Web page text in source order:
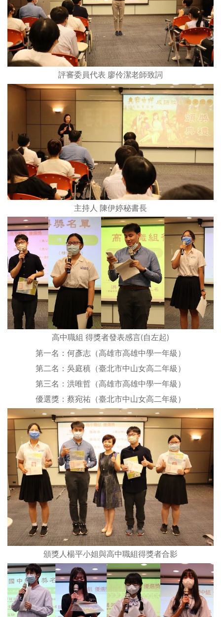
評審委員代表 廖伶潔老師致詞
主持人 陳伊婷秘書長
高中職組 得獎者發表感言(自左起)
第一名：何彥志（高雄市高雄中學一年級）
第二名：吳庭稹（臺北市中山女高二年級）
第三名：洪唯哲（高雄市高雄中學一年級）
優選獎：蔡宛祐（臺北市中山女高二年級）
頒獎人楊平小姐與高中職組得獎者合影